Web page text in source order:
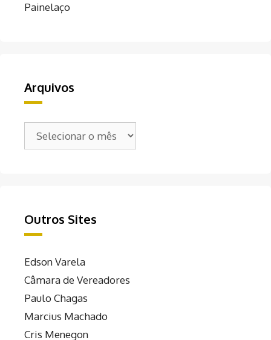
Painelaço
Arquivos
Arquivos
Outros Sites
Edson Varela
Câmara de Vereadores
Paulo Chagas
Marcius Machado
Cris Menegon